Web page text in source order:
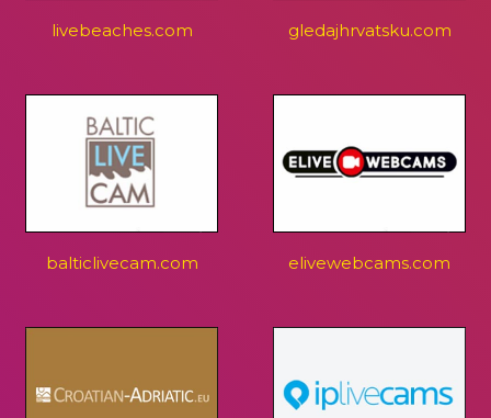
livebeaches.com gledajhrvatsku.com
balticlivecam.com elivewebcams.com